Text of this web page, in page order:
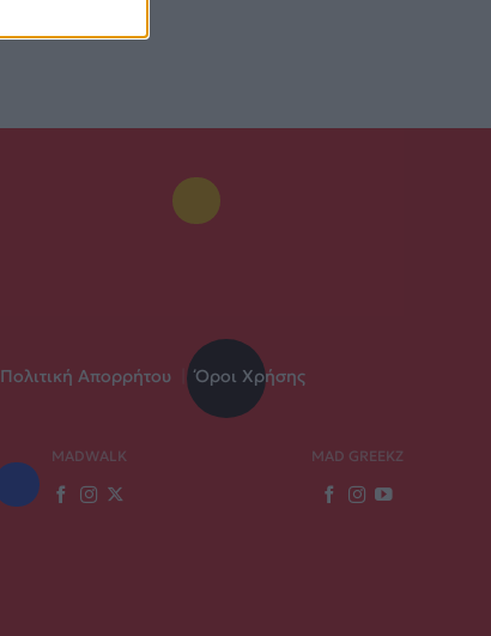
Πολιτική Απορρήτου Όροι Χρήσης
MADWALK MAD GREEKZ